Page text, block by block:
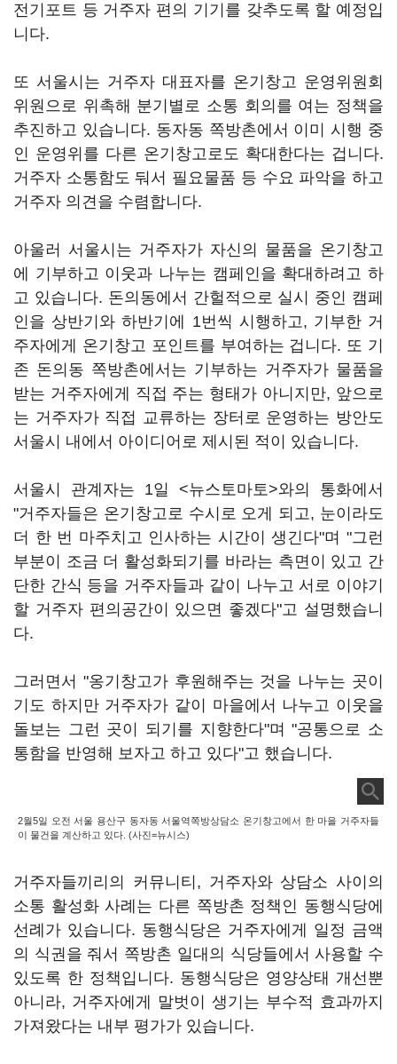
전기포트 등 거주자 편의 기기를 갖추도록 할 예정입
니다.
또 서울시는 거주자 대표자를 온기창고 운영위원회
위원으로 위촉해 분기별로 소통 회의를 여는 정책을
추진하고 있습니다. 동자동 쪽방촌에서 이미 시행 중
인 운영위를 다른 온기창고로도 확대한다는 겁니다.
거주자 소통함도 둬서 필요물품 등 수요 파악을 하고
거주자 의견을 수렴합니다.
아울러 서울시는 거주자가 자신의 물품을 온기창고
에 기부하고 이웃과 나누는 캠페인을 확대하려고 하
고 있습니다. 돈의동에서 간헐적으로 실시 중인 캠페
인을 상반기와 하반기에 1번씩 시행하고, 기부한 거
주자에게 온기창고 포인트를 부여하는 겁니다. 또 기
존 돈의동 쪽방촌에서는 기부하는 거주자가 물품을
받는 거주자에게 직접 주는 형태가 아니지만, 앞으로
는 거주자가 직접 교류하는 장터로 운영하는 방안도
서울시 내에서 아이디어로 제시된 적이 있습니다.
서울시 관계자는 1일 <뉴스토마토>와의 통화에서
"거주자들은 온기창고로 수시로 오게 되고, 눈이라도
더 한 번 마주치고 인사하는 시간이 생긴다"며 "그런
부분이 조금 더 활성화되기를 바라는 측면이 있고 간
단한 간식 등을 거주자들과 같이 나누고 서로 이야기
할 거주자 편의공간이 있으면 좋겠다"고 설명했습니
다.
그러면서 "옹기창고가 후원해주는 것을 나누는 곳이
기도 하지만 거주자가 같이 마을에서 나누고 이웃을
돌보는 그런 곳이 되기를 지향한다"며 "공통으로 소
통함을 반영해 보자고 하고 있다"고 했습니다.
2월5일 오전 서울 용산구 동자동 서울역쪽방상담소 온기창고에서 한 마을 거주자들
이 물건을 계산하고 있다. (사진=뉴시스)
거주자들끼리의 커뮤니티, 거주자와 상담소 사이의
소통 활성화 사례는 다른 쪽방촌 정책인 동행식당에
선례가 있습니다. 동행식당은 거주자에게 일정 금액
의 식권을 줘서 쪽방촌 일대의 식당들에서 사용할 수
있도록 한 정책입니다. 동행식당은 영양상태 개선뿐
아니라, 거주자에게 말벗이 생기는 부수적 효과까지
가져왔다는 내부 평가가 있습니다.